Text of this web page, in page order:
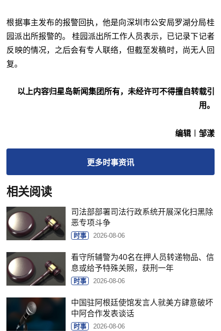
根据事主发布的报警回执，他是向深圳市公安局罗湖分局桂
园派出所报警的。 桂园派出所工作人员表示，已记录下记者
反映的情况，之后会有专人联络，但截至发稿时，尚无人回
复。
以上内容归星岛新闻集团所有，未经许可不得擅自转载引
用。
编辑︱邹漾
更多时事资讯
相关阅读
司法部部署司法行政系统开展深化扫黑除
恶专项斗争
时事 2026-08-06
看守所辅警为40名在押人员转递物品、信
息或给予特殊关照，获刑一年
时事 2026-08-06
中国驻阿根廷使馆发言人就美方肆意破坏
中阿合作发表谈话
时事 2026-08-06